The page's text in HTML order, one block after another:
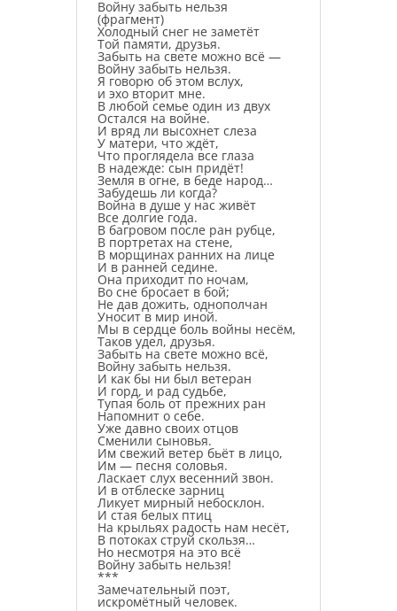
Войну забыть нельзя
(фрагмент)
Холодный снег не заметёт
Той памяти, друзья.
Забыть на свете можно всё —
Войну забыть нельзя.
Я говорю об этом вслух,
и эхо вторит мне.
В любой семье один из двух
Остался на войне.
И вряд ли высохнет слеза
У матери, что ждёт,
Что проглядела все глаза
В надежде: сын придёт!
Земля в огне, в беде народ…
Забудешь ли когда?
Война в душе у нас живёт
Все долгие года.
В багровом после ран рубце,
В портретах на стене,
В морщинах ранних на лице
И в ранней седине.
Она приходит по ночам,
Во сне бросает в бой;
Не дав дожить, однополчан
Уносит в мир иной.
Мы в сердце боль войны несём,
Таков удел, друзья.
Забыть на свете можно всё,
Войну забыть нельзя.
И как бы ни был ветеран
И горд, и рад судьбе,
Тупая боль от прежних ран
Напомнит о себе.
Уже давно своих отцов
Сменили сыновья.
Им свежий ветер бьёт в лицо,
Им — песня соловья.
Ласкает слух весенний звон.
И в отблеске зарниц
Ликует мирный небосклон.
И стая белых птиц
На крыльях радость нам несёт,
В потоках струй скользя…
Но несмотря на это всё
Войну забыть нельзя!
***
Замечательный поэт,
искромётный человек.